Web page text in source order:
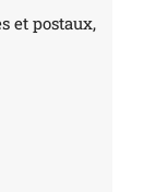
et postaux,